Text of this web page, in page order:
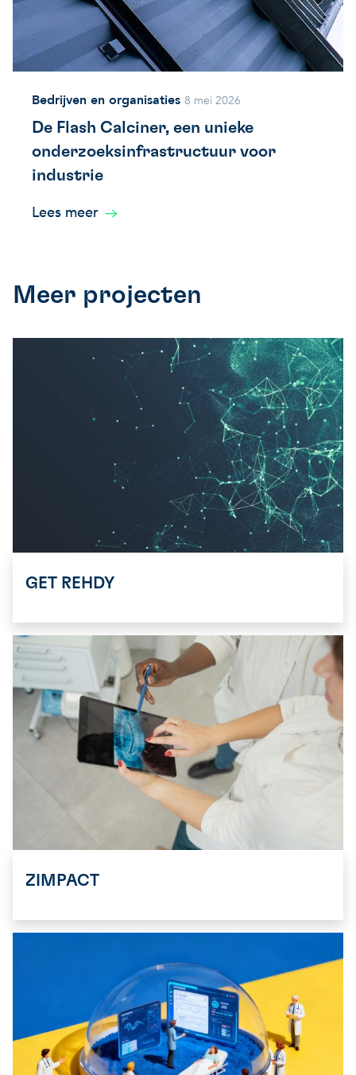
Bedrijven en organisaties 8 mei 2026
De Flash Calciner, een unieke
onderzoeksinfrastructuur voor
industrie
Lees meer
Meer projecten
GET REHDY
ZIMPACT